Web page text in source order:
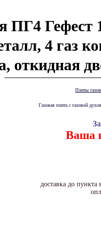
ПГ4 Гефест
4 газ
откидная
Плиты
Газовая плита с газовой
Ваша
доставка до